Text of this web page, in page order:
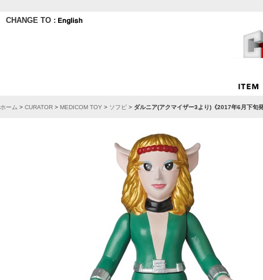
CHANGE TO :
ホーム > CURATOR > MEDICOM TOY > ソフビ > ダルニア(アクマイザー3より)《2017年6月下旬